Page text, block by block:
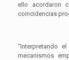
ello acordaron
coincidencias
“Interpretando
mecanismos